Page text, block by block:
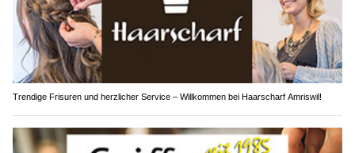
Trendige Frisuren und herzlicher Service – Willkommen bei Haarscharf Amriswil!